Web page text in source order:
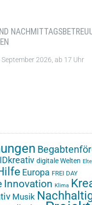
September 2026, ab 17 Uhr
digitale Welten
Europa FREI DAY
Innovation Klima
Musik